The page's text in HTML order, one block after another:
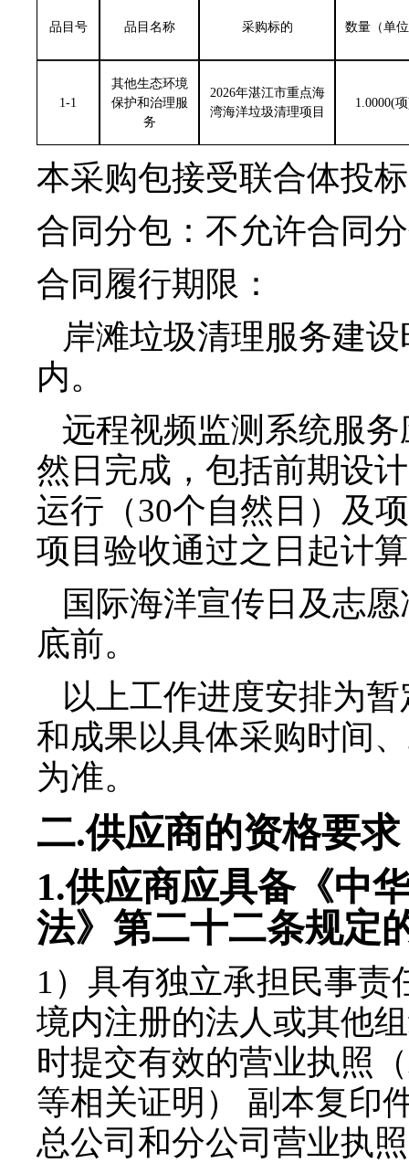
品目号 品目名称 采购标的 数量（单
1-1
其他生态环境
保护和治理服
务
2026年湛江市重点海
湾海洋垃圾清理项目
1.0000(项
本采购包接受联合体投
合同分包：不允许合同
合同履行期限：
岸滩垃圾清理服务建
内。
远程视频监测系统服
然日完成，包括前期设
运行（30个自然日）及
项目验收通过之日起计
国际海洋宣传日及志
底前。
以上工作进度安排为
和成果以具体采购时间
为准。
二.供应商的资格要求
1.供应商应具备《中
法》第二十二条规定
1 ） 具有独立承担民事责
境内注册的法人或其他
时提交有效的营业执照
等相关证明）
副本复印
总公司和分公司营业执